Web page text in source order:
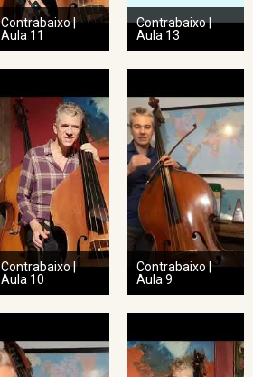
Contrabaixo |
Aula 11
Contrabaixo |
Aula 13
Contrabaixo |
Aula 10
Contrabaixo |
Aula 9